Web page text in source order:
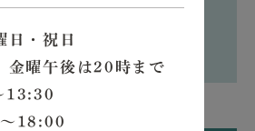
日・祝日
金曜午後は20時まで
13:30
18:00